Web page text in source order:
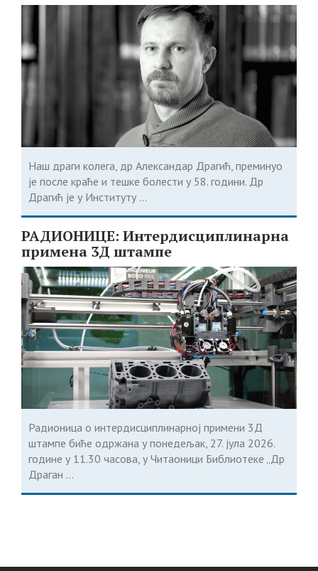
Наш драги колега, др Александар Драгић, преминуо
је после краће и тешке болести у 58. години. Др
Драгић је у Институту ...
РАДИОНИЦЕ: Интердисциплинарна
примена 3Д штампе
Радионица о интердисциплинарној примени 3Д
штампе биће одржана у понедељак, 27. јула 2026.
године у 11.30 часова, у Читаоници Библиотеке „Др
Драган ...